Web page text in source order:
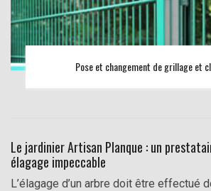
Pose et changement de grillage et
Le jardinier Artisan Planque : un
élagage impeccable
L’élagage d’un arbre doit être effectué